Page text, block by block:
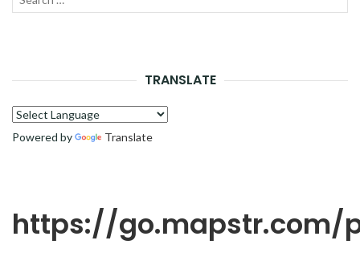
TRANSLATE
Powered by Translate
https://go.mapstr.com/